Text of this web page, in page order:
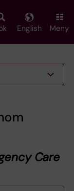
English Meny
Care